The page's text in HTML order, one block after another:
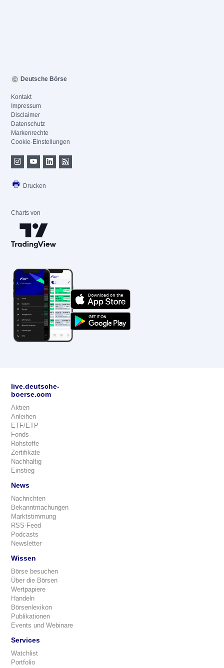
Deutsche Börse
Kontakt
Impressum
Disclaimer
Datenschutz
Markenrechte
Cookie-Einstellungen
Drucken
Charts von
live.deutsche-
boerse.com
Aktien
Anleihen
ETF/ETP
Fonds
Rohstoffe
Zertifikate
Nachhaltig
Einstieg
News
Nachrichten
Bekanntmachungen
Marktstimmung
RSS-Feed
Podcasts
Newsletter
Wissen
Börse besuchen
Über die Börsen
Wertpapiere
Handeln
Börsenlexikon
Publikationen
Events und Webinare
Services
Watchlist
Portfolio